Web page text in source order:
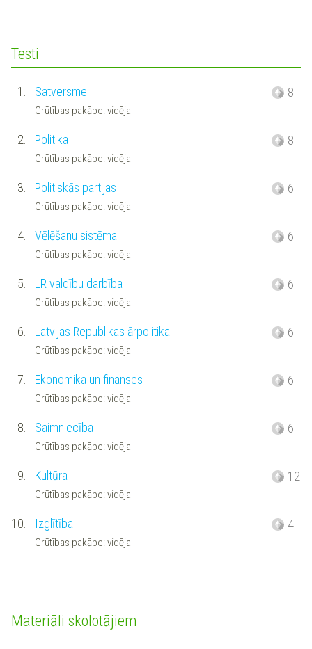
Testi
1. Satversme
Grūtības pakāpe: vidēja
8
2. Politika
Grūtības pakāpe: vidēja
8
3. Politiskās partijas
Grūtības pakāpe: vidēja
6
4. Vēlēšanu sistēma
Grūtības pakāpe: vidēja
6
5. LR valdību darbība
Grūtības pakāpe: vidēja
6
6. Latvijas Republikas ārpolitika
Grūtības pakāpe: vidēja
6
7. Ekonomika un finanses
Grūtības pakāpe: vidēja
6
8. Saimniecība
Grūtības pakāpe: vidēja
6
9. Kultūra
Grūtības pakāpe: vidēja
12
10. Izglītība
Grūtības pakāpe: vidēja
4
Materiāli skolotājiem